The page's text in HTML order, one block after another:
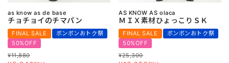
as know as de base
チョチョイのチマパン
FINAL SALE
ボンボンおトク祭
50%OFF
¥11,880
AS KNOW AS olaca
ＭＩＸ素材ひょっこりＳＫ
FINAL SALE
ボンボンおトク祭
50%OFF
¥25,300